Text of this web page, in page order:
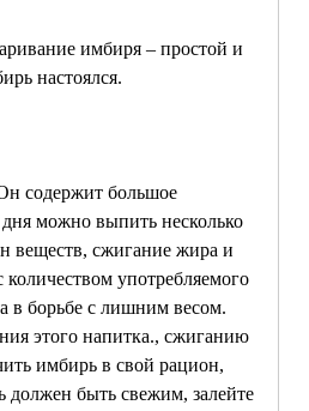
имбиря – простой и
настоялся.
содержит большое
можно выпить несколько
веществ, сжигание жира и
употребляемого
в борьбе с лишним весом.
этого напитка., сжиганию
имбирь в свой рацион,
должен быть свежим, залейте